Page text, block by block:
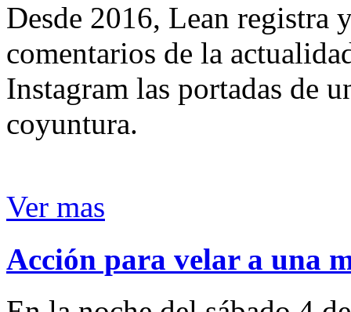
Desde 2016, Lean registra
comentarios de la
Instagram las portadas de
coyuntura.
Ver mas
Acción para velar a una